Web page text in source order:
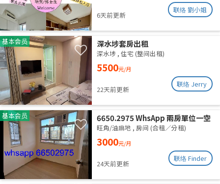
6天前更新
联络 劉小姐
基本会员 深水埗套房出租
深水埗 , 住宅 (整间出租)
5500元/月
22天前更新
联络 Jerry
基本会员
6650.2975 WhsApp 兩房單位一空
房 旺角 287呎 全新裝修 分租 合租
性別不限 高層有𨋢 四通八達 三面大
窗 空氣流通 乾淨安靜 包wifi水電
旺角/油麻地 , 房间 (合租／分租)
3000元/月
24天前更新
联络 Finder